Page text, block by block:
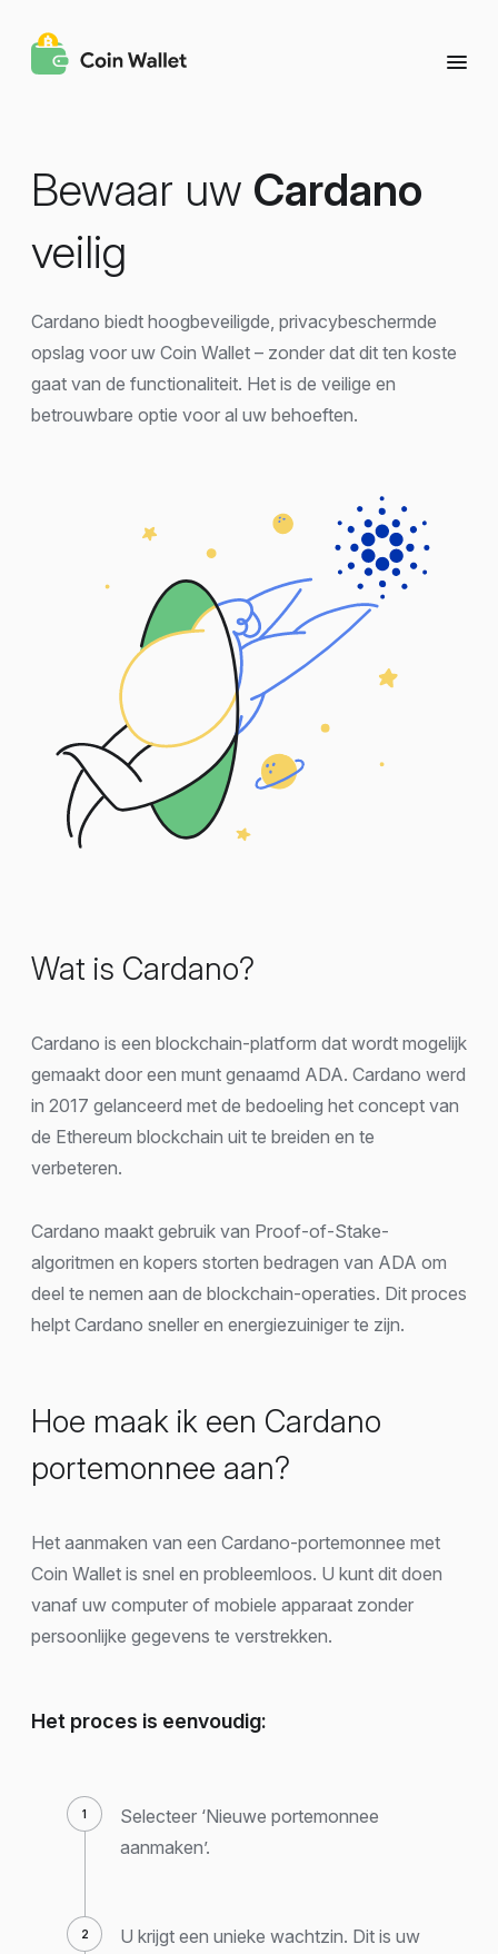
Bewaar uw Cardano
veilig
Cardano biedt hoogbeveiligde, privacybeschermde
opslag voor uw Coin Wallet – zonder dat dit ten koste
gaat van de functionaliteit. Het is de veilige en
betrouwbare optie voor al uw behoeften.
Wat is Cardano?
Cardano is een blockchain-platform dat wordt mogelijk
gemaakt door een munt genaamd ADA. Cardano werd
in 2017 gelanceerd met de bedoeling het concept van
de Ethereum blockchain uit te breiden en te
verbeteren.
Cardano maakt gebruik van Proof-of-Stake-
algoritmen en kopers storten bedragen van ADA om
deel te nemen aan de blockchain-operaties. Dit proces
helpt Cardano sneller en energiezuiniger te zijn.
Hoe maak ik een Cardano
portemonnee aan?
Het aanmaken van een Cardano-portemonnee met
Coin Wallet is snel en probleemloos. U kunt dit doen
vanaf uw computer of mobiele apparaat zonder
persoonlijke gegevens te verstrekken.
Het proces is eenvoudig:
Selecteer ‘Nieuwe portemonnee
aanmaken’.
U krijgt een unieke wachtzin. Dit is uw